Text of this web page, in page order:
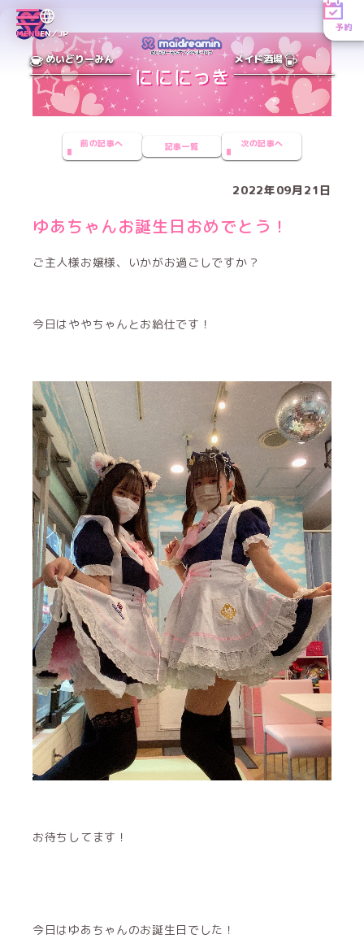
MENUEN／JP
予約
めいどりーみん メイド酒場
前の記事へ 記事一覧 次の記事へ
2022年09月21日
ゆあちゃんお誕生日おめでとう！
ご主人様お嬢様、いかがお過ごしですか？
今日はややちゃんとお給仕です！
お待ちしてます！
今日はゆあちゃんのお誕生日でした！